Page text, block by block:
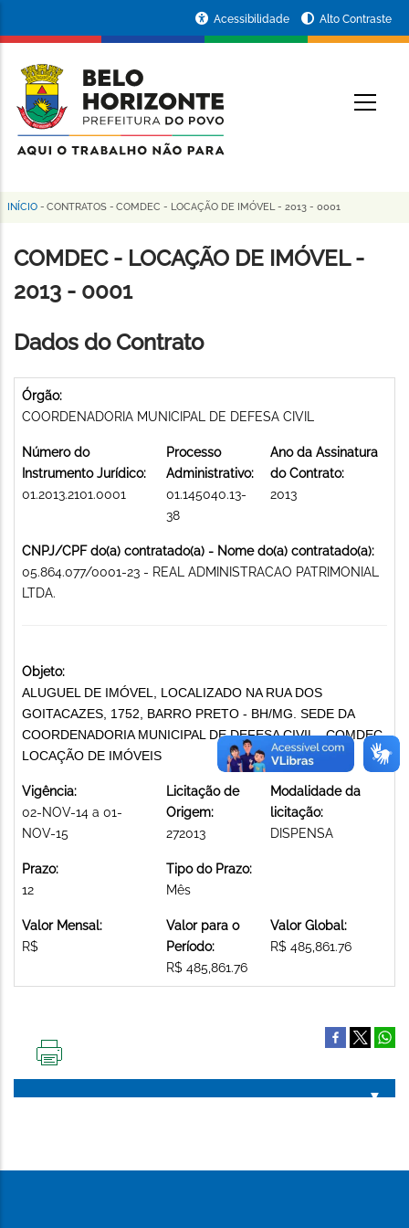
conteúdo
principal
da
Prefeitura
de
Horizonte
Acessibilidade Alto Contraste
Trilha
de
navegação
INÍCIO - CONTRATOS - COMDEC - LOCAÇÃO DE IMÓVEL - 2013 - 0001
COMDEC - LOCAÇÃO DE IMÓVEL -
2013 - 0001
Dados do Contrato
Órgão:
COORDENADORIA MUNICIPAL DE DEFESA CIVIL
Número do
Instrumento Jurídico:
01.2013.2101.0001
Processo
Administrativo:
01.145040.13-
38
Ano da Assinatura
do Contrato:
2013
CNPJ/CPF do(a) contratado(a) - Nome do(a) contratado(a):
05.864.077/0001-23 - REAL ADMINISTRACAO PATRIMONIAL
LTDA.
Objeto:
ALUGUEL DE IMÓVEL, LOCALIZADO NA RUA DOS
GOITACAZES, 1752, BARRO PRETO - BH/MG. SEDE DA
COORDENADORIA MUNICIPAL DE DEFESA CIVIL - COMDEC.
LOCAÇÃO DE IMÓVEIS
Vigência:
02-NOV-14 a 01-
NOV-15
Licitação de
Origem:
272013
Modalidade da
licitação:
DISPENSA
Prazo:
12
Tipo do Prazo:
Mês
Valor Mensal:
R$
Valor para o
Período:
R$ 485,861.76
Valor Global:
R$ 485,861.76
PÁGINA